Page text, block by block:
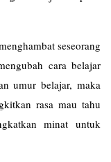
seseorang
cara belajar
umur belajar, maka
rasa mau tahu
minat untuk